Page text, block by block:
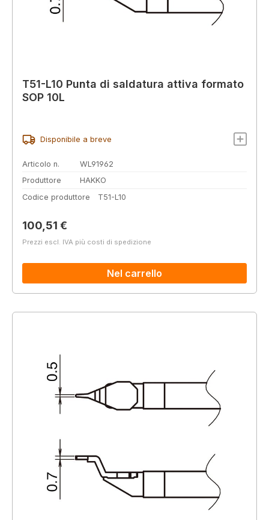
T51-L10 Punta di saldatura attiva formato
SOP 10L
Disponibile a breve
Articolo n.
WL91962
Produttore
HAKKO
Codice produttore
T51-L10
Prezzo normale:
100,51 €
Prezzi escl. IVA più costi di spedizione
Nel carrello